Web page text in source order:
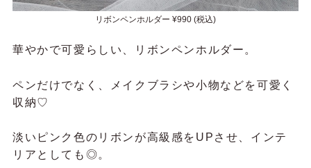
リボンペンホルダー ¥990 (税込)
華やかで可愛らしい、リボンペンホルダー。
ペンだけでなく、メイクブラシや小物などを可愛く
収納♡
淡いピンク色のリボンが高級感をUPさせ、インテ
リアとしても◎。